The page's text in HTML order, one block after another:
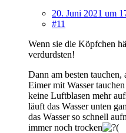
20. Juni 2021 um
#11
Wenn sie die Köpfchen
verdurdsten!
Dann am besten
Eimer mit Wasser
keine Luftblasen mehr
läuft das Wasser unten
das Wasser so schnell
immer noch trocken